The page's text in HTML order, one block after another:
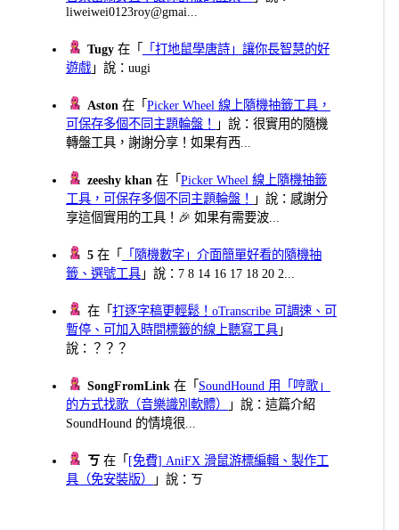
liweiwei0123roy@gmai...
Tugy 在「
「打地鼠學唐詩」讓你長智慧的好
遊戲 」說：uugi
Aston 在「Picker Wheel 線上隨機抽籤工具，
可保存多個不同主題輪盤！
」說：很實用的隨機
轉盤工具，謝謝分享！如果有西...
zeeshy khan 在「Picker Wheel 線上隨機抽籤
工具，可保存多個不同主題輪盤！
」說：感謝分
享這個實用的工具！🎉 如果有需要波...
5 在「
「隨機數字」介面簡單好看的隨機抽
籤、選號工具 」說：7 8 14 16 17 18 20 2...
在「打逐字稿更輕鬆！oTranscribe 可調速、可
暫停、可加入時間標籤的線上聽寫工具 」
說：？？？
SongFromLink 在「 SoundHound 用「哼歌」
的方式找歌（音樂識別軟體）
」說：這篇介紹
SoundHound 的情境很...
ㄎ 在「 [免費] AniFX 滑鼠游標編輯、製作工
具（免安裝版）
」說：ㄎ